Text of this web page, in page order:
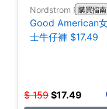
Nordstrom Rack購買指南
Good American
士牛仔褲 $17.49
$ 159 $17.49